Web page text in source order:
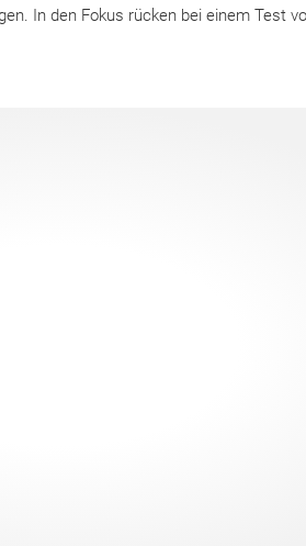
In den Fokus rücken bei einem Test